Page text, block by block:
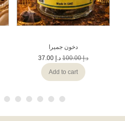
دخون جميرا
د.إ100.00 د.إ 37.00
Add to cart